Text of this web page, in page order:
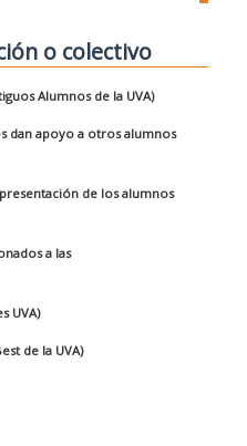
o colectivo
Alumnos de la UVA)
dan apoyo a otros alumnos
de los alumnos
a las
UVA)
de la UVA)